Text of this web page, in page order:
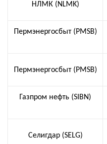
НЛМК (NLMK)
Пермэнергосбыт (PMSB)
Пермэнергосбыт (PMSB)
Газпром нефть (SIBN)
Селигдар (SELG)